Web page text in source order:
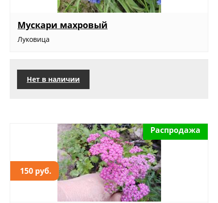
Мускари махровый
Луковица
Нет в наличии
150 руб.
Распродажа